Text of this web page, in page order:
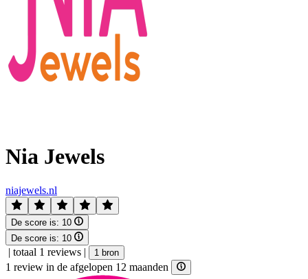
Nia Jewels
niajewels.nl
De score is: 10
De score is: 10
| totaal 1 reviews | 1 bron
1 review in de afgelopen 12 maanden